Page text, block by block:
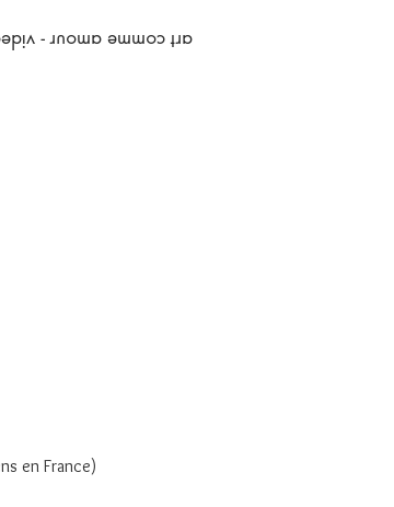
- video comme vie
en France)